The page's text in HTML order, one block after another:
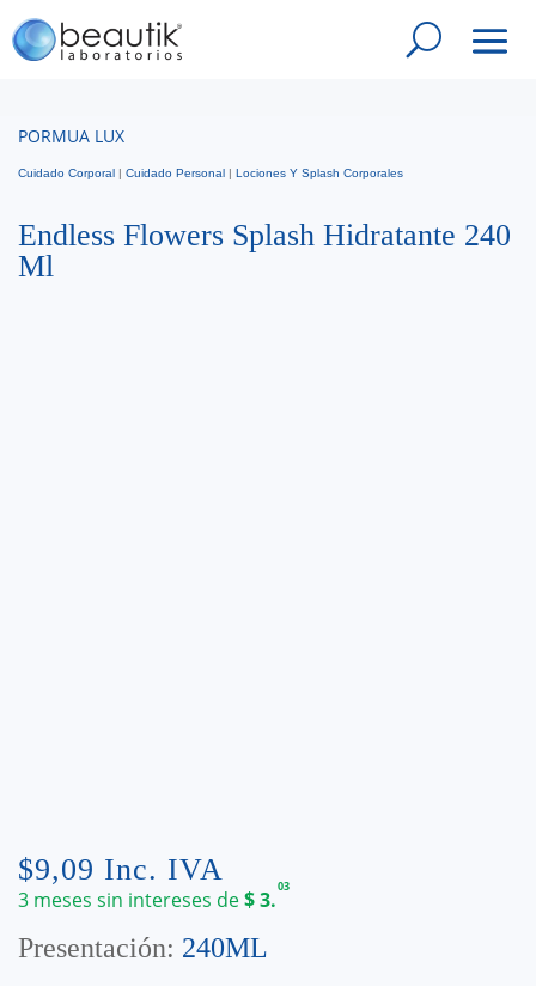
PORMUA LUX
Cuidado Corporal | Cuidado Personal | Lociones Y Splash Corporales
Endless Flowers Splash Hidratante 240
Ml
$9,09 Inc. IVA
3 meses sin intereses de$3.03
Presentación: 240ML